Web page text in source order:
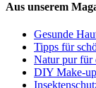
Aus unserem
Gesunde
Tipps für
Natur pur für
DIY Make-